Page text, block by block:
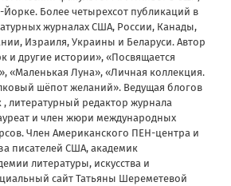
Более четырехсот публикаций в
журналах США, России, Канады,
Израиля, Украины и Беларуси. Автор
и другие истории», «Посвящается
«Маленькая Луна», «Личная коллекция.
шёпот желаний». Ведущая блогов
, литературный редактор журнала
и член жюри международных
Член Американского ПЕН-центра и
писателей США, академик
литературы, искусства и
сайт Татьяны Шереметевой